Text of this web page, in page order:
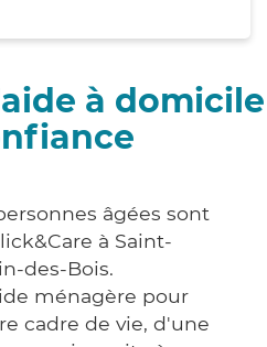
à domicile
âgées sont
à Saint-
des-Bois.
ménagère pour
cadre de vie, d'une